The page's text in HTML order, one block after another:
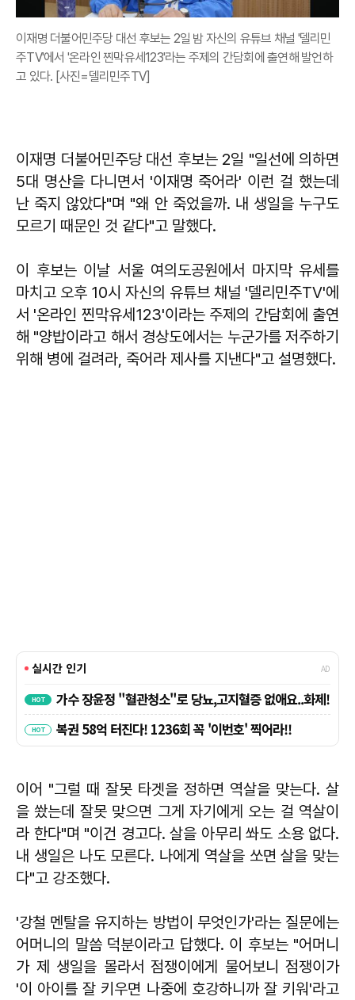
이재명 더불어민주당 대선 후보는 2일 밤 자신의 유튜브 채널 '델리민
주TV'에서 '온라인 찐막유세123'라는 주제의 간담회에 출연해 발언하
고 있다. [사진=델리민주TV]
이재명 더불어민주당 대선 후보는 2일 "일선에 의하면
5대 명산을 다니면서 '이재명 죽어라' 이런 걸 했는데
난 죽지 않았다"며 "왜 안 죽었을까. 내 생일을 누구도
모르기 때문인 것 같다"고 말했다.
이 후보는 이날 서울 여의도공원에서 마지막 유세를
마치고 오후 10시 자신의 유튜브 채널 '델리민주TV'에
서 '온라인 찐막유세123'이라는 주제의 간담회에 출연
해 "양밥이라고 해서 경상도에서는 누군가를 저주하기
위해 병에 걸려라, 죽어라 제사를 지낸다"고 설명했다.
이어 "그럴 때 잘못 타겟을 정하면 역살을 맞는다. 살
을 쐈는데 잘못 맞으면 그게 자기에게 오는 걸 역살이
라 한다"며 "이건 경고다. 살을 아무리 쏴도 소용 없다.
내 생일은 나도 모른다. 나에게 역살을 쏘면 살을 맞는
다"고 강조했다.
'강철 멘탈을 유지하는 방법이 무엇인가'라는 질문에는
어머니의 말씀 덕분이라고 답했다. 이 후보는 "어머니
가 제 생일을 몰라서 점쟁이에게 물어보니 점쟁이가
'이 아이를 잘 키우면 나중에 호강하니까 잘 키워'라고